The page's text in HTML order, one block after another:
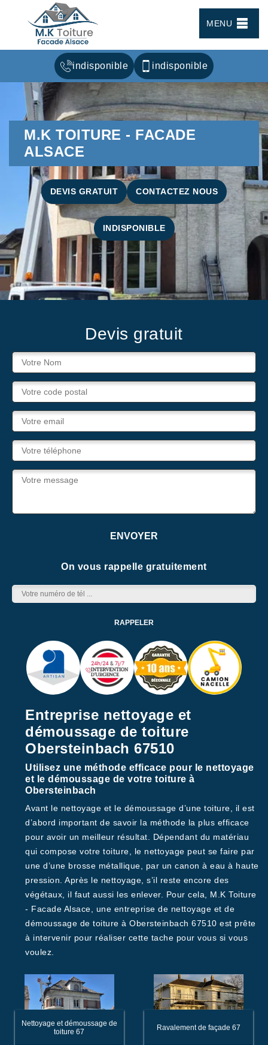
MENU
indisponible indisponible
M.K TOITURE - FACADE
ALSACE
DEVIS GRATUIT CONTACTEZ NOUS
INDISPONIBLE
Devis gratuit
On vous rappelle gratuitement
Entreprise nettoyage et
démoussage de toiture
Obersteinbach 67510
Utilisez une méthode efficace pour le nettoyage
et le démoussage de votre toiture à
Obersteinbach
Avant le nettoyage et le démoussage d’une toiture, il est
d’abord important de savoir la méthode la plus efficace
pour avoir un meilleur résultat. Dépendant du matériau
qui compose votre toiture, le nettoyage peut se faire par
une d’une brosse métallique, par un canon à eau à haute
pression. Après le nettoyage, s’il reste encore des
végétaux, il faut aussi les enlever. Pour cela, M.K Toiture
- Facade Alsace, une entreprise de nettoyage et de
démoussage de toiture à Obersteinbach 67510 est prête
à intervenir pour réaliser cette tache pour vous si vous
voulez.
Nettoyage et démoussage de
toiture 67
Ravalement de façade 67